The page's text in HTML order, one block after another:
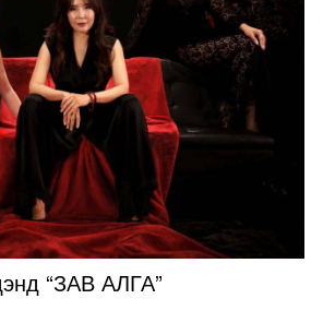
“ЗАВ АЛГА”